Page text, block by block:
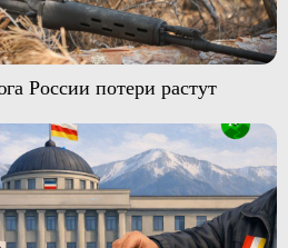
России потери растут